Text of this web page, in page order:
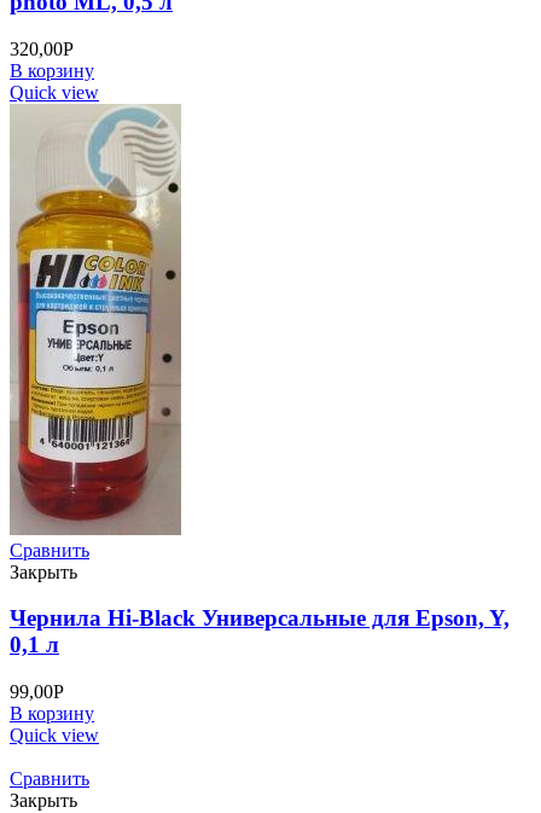
320,00Р
В корзину
Quick view
Сравнить
Закрыть
Чернила Hi-Black Универсальные для Epson, Y,
0,1 л
99,00Р
В корзину
Quick view
Сравнить
Закрыть